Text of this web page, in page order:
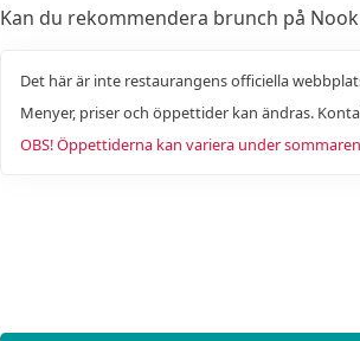
Kan du rekommendera brunch på
Det här är inte restaurangens officiella
Menyer, priser och öppettider kan ändras.
OBS! Öppettiderna kan variera under